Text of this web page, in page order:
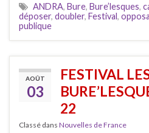
ANDRA, Bure, Bure’lesques,
déposer, doubler, Festival,
publique
AOÛT
03
FESTIVAL
22
Classé dans Nouvelles de France